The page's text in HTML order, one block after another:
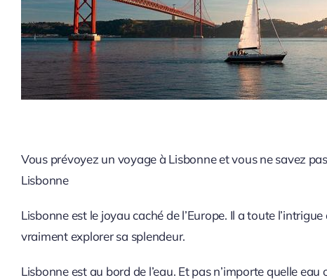
Vous prévoyez un voyage à Lisbonne et vous ne savez
Lisbonne
Lisbonne est le joyau caché de l’Europe. Il a toute
vraiment explorer sa splendeur.
Lisbonne est au bord de l’eau. Et pas n’importe quelle